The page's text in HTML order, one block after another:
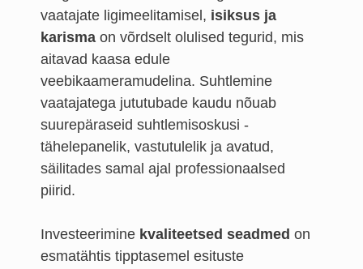
vaatajate ligimeelitamisel, isiksus ja
karisma on võrdselt olulised tegurid, mis
aitavad kaasa edule
veebikaameramudelina. Suhtlemine
vaatajatega jututubade kaudu nõuab
suurepäraseid suhtlemisoskusi -
tähelepanelik, vastutulelik ja avatud,
säilitades samal ajal professionaalsed
piirid.
Investeerimine kvaliteetsed seadmed on
esmatähtis tipptasemel esituste